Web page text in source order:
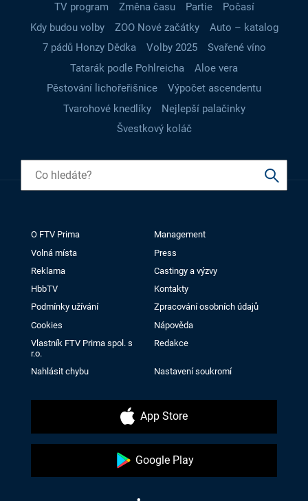
TV program
Změna času Partie
Počasí
Kdy budou volby
ZOO Nové začátky
Auto – katalog
7 pádů Honzy Dědka
Volby 2025
Svařené víno
Tatarák podle Pohlreicha
Aloe vera
Pěstování lichořeřišnice
Výpočet ascendentu
Tvarohové knedlíky
Nejlepší palačinky
Švestkový koláč
O FTV Prima
Management
Volná místa
Press
Reklama
Castingy a výzvy
HbbTV
Kontakty
Podmínky užívání
Zpracování osobních údajů
Cookies
Nápověda
Vlastník FTV Prima spol. s
r.o.
Redakce
Nahlásit chybu Nastavení soukromí
App Store
Google Play